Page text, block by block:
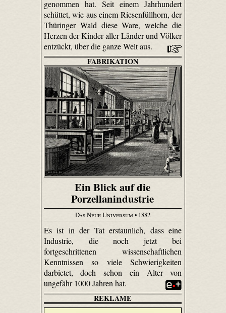
genommen hat. Seit einem Jahrhundert
schüttet, wie aus einem Riesenfüllhorn, der
Thüringer Wald diese Ware, welche die
Herzen der Kinder aller Länder und Völker
entzückt, über die ganze Welt aus.
FABRIKATION
Ein Blick auf die
Porzellanindustrie
Das Neue Universum • 1882
Es ist in der Tat erstaunlich, dass eine
Industrie, die noch jetzt bei
fortgeschrittenen wissenschaftlichen
Kenntnissen so viele Schwierigkeiten
darbietet, doch schon ein Alter von
ungefähr 1000 Jahren hat.
REKLAME